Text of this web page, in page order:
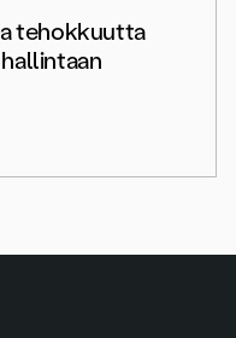
tehokkuutta